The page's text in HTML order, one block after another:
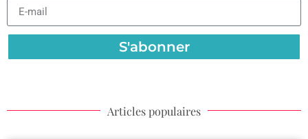
S'abonner
Articles populaires